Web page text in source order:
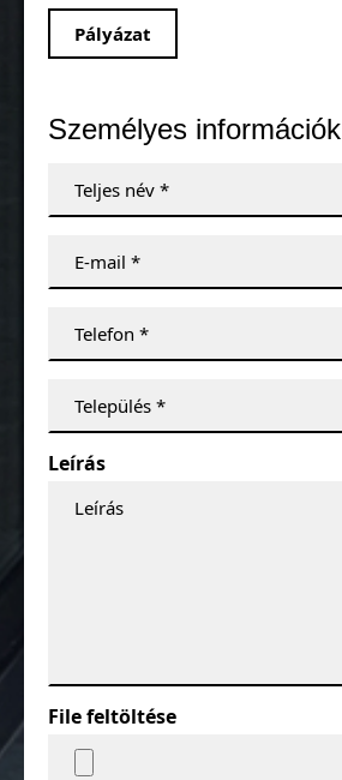
Pályázat
Személyes információk
Leírás
File feltöltése